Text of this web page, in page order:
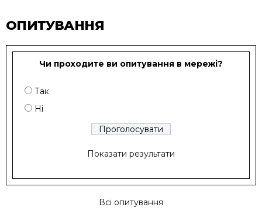
ОПИТУВАННЯ
Чи проходите ви опитування в мережі?
Так
Ні
Показати результати
Всі опитування